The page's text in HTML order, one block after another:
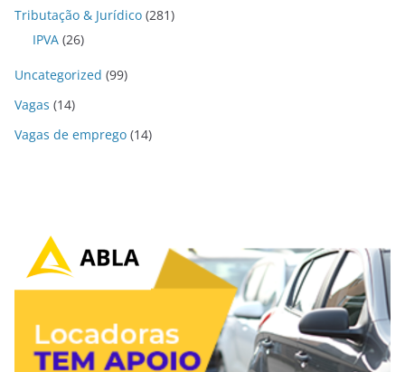
Tributação & Jurídico (281)
IPVA (26)
Uncategorized (99)
Vagas (14)
Vagas de emprego (14)